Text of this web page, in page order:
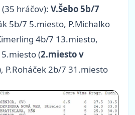
hráčov): V.Šebo 5b/7
5b/7 5.miesto, P.Michalko
4b/7 13.miesto,
(2.miesto v
P.Roháček 2b/7 31.miesto